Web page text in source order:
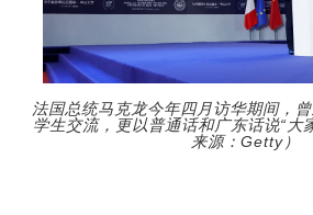
法国总统马克龙今年四月访华期间，
学生交流，更以普通话和广东话说“大
来源：Getty）